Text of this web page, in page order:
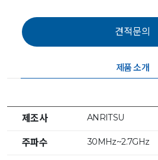
제품 소개
제조사 ANRITSU
주파수 30MHz~2.7GHz